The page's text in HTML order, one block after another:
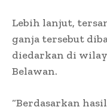
Lebih lanjut,
ganja tersebut
diedarkan di
Belawan.
“Berdasarkan